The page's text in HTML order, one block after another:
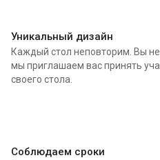
Уникальный дизайн
Каждый стол неповторим. Вы
мы приглашаем вас принять
своего стола.
Соблюдаем сроки